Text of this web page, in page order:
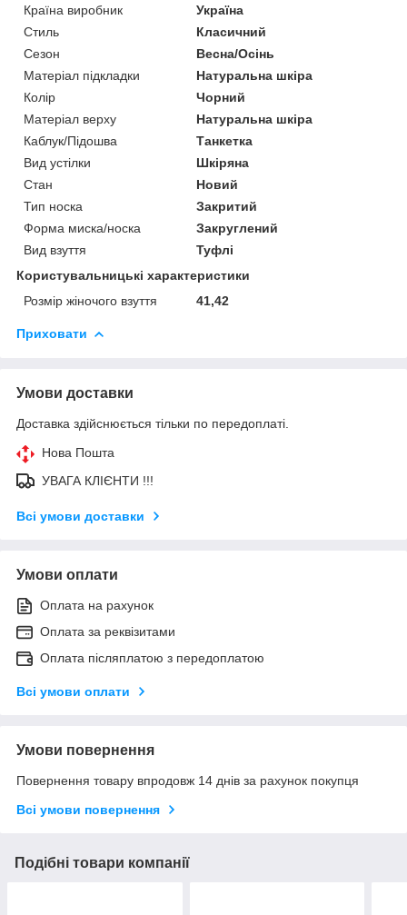
Країна виробник
Україна
Стиль
Класичний
Сезон
Весна/Осінь
Матеріал підкладки
Натуральна шкіра
Колір
Чорний
Матеріал верху
Натуральна шкіра
Каблук/Підошва
Танкетка
Вид устілки
Шкіряна
Стан
Новий
Тип носка
Закритий
Форма миска/носка
Закруглений
Вид взуття
Туфлі
Користувальницькі характеристики
Розмір жіночого взуття
41,42
Приховати
Умови доставки
Доставка здійснюється тільки по передоплаті.
Нова Пошта
УВАГА КЛІЄНТИ !!!
Всі умови доставки
Умови оплати
Оплата на рахунок
Оплата за реквізитами
Оплата післяплатою з передоплатою
Всі умови оплати
Умови повернення
Повернення товару впродовж 14 днів за рахунок покупця
Всі умови повернення
Подібні товари компанії